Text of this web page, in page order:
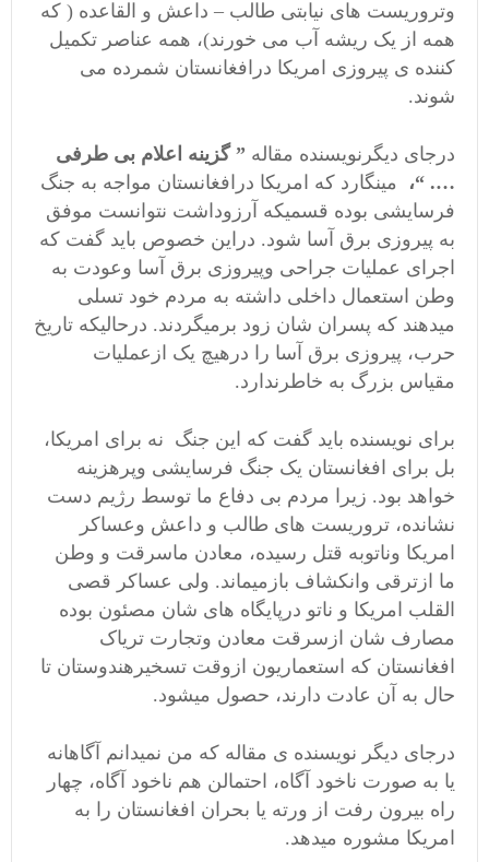
وتروریست های نیابتی طالب – داعش و القاعده ( که
همه از یک ریشه آب می خورند)، همه عناصر تکمیل
کننده ی پیروزی امریکا درافغانستان شمرده می
شوند.
درجای دیگرنویسنده مقاله ” گزینه اعلام بی طرفی
…. “، مینگارد که امریکا درافغانستان مواجه به جنگ
فرسایشی بوده قسمیکه آرزوداشت نتوانست موفق
به پیروزی برق آسا شود. دراین خصوص باید گفت که
اجرای عملیات جراحی وپیروزی برق آسا وعودت به
وطن استعمال داخلی داشته به مردم خود تسلی
میدهند که پسران شان زود برمیگردند. درحالیکه تاریخ
حرب، پیروزی برق آسا را درهیچ یک ازعملیات
مقیاس بزرگ به خاطرندارد.
برای نویسنده باید گفت که این جنگ نه برای امریکا،
بل برای افغانستان یک جنگ فرسایشی وپرهزینه
خواهد بود. زیرا مردم بی دفاع ما توسط رژیم دست
نشانده، تروریست های طالب و داعش وعساکر
امریکا وناتوبه قتل رسیده، معادن ماسرقت و وطن
ما ازترقی وانکشاف بازمیماند. ولی عساکر قصی
القلب امریکا و ناتو درپایگاه های شان مصئون بوده
مصارف شان ازسرقت معادن وتجارت تریاک
افغانستان که استعماریون ازوقت تسخیرهندوستان تا
حال به آن عادت دارند، حصول میشود.
درجای دیگر نویسنده ی مقاله که من نمیدانم آگاهانه
یا به صورت ناخود آگاه، احتمالن هم ناخود آگاه، چهار
راه بیرون رفت از ورته یا بحران افغانستان را به
امریکا مشوره میدهد.